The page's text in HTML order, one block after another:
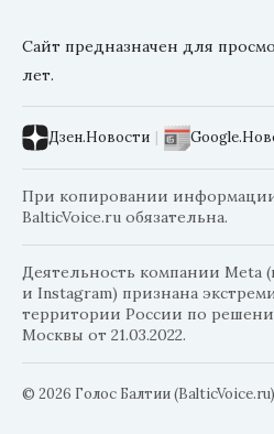
Сайт предназначен для
лет.
Дзен.Новости |
При копировании информации
BalticVoice.ru обязательна.
Деятельность компании Meta
и Instagram) признана
территории России по
Москвы от 21.03.2022.
© 2026 Голос Балтии (BalticVoice.ru)